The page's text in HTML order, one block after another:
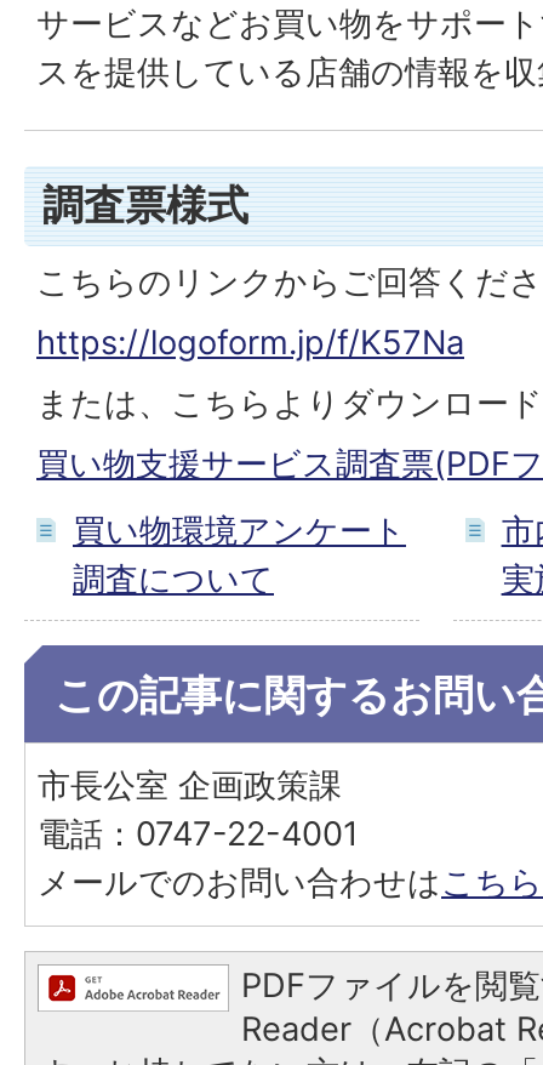
サービスなどお買い物をサポー
スを提供している店舗の情報を
調査票様式
こちらのリンクからご回答くだ
https://logoform.jp/f/K57Na
または、こちらよりダウンロー
買い物支援サービス調査票(PDF
買い物環境アンケート
調査について
市
実
この記事に関するお問い
市長公室 企画政策課
電話：0747-22-4001
メールでのお問い合わせはこちら
PDFファイルを閲
Reader（Acrobat